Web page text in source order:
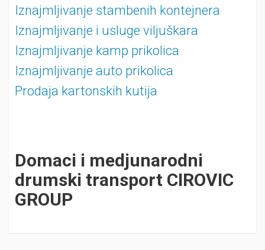
Iznajmljivanje stambenih kontejnera
Iznajmljivanje i usluge viljuškara
Iznajmljivanje kamp prikolica
Iznajmljivanje auto prikolica
Prodaja kartonskih kutija
Domaci i medjunarodni
drumski transport CIROVIC
GROUP